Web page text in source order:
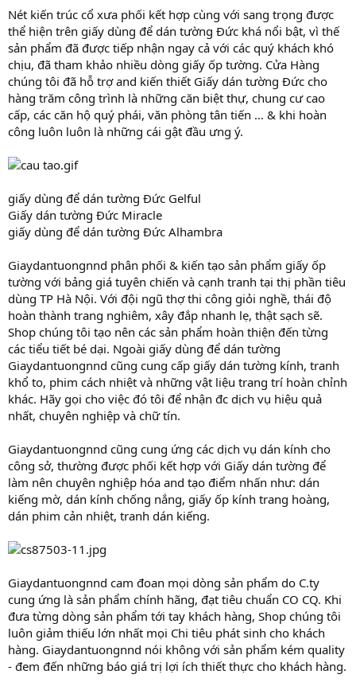
Nét kiến trúc cổ xưa phối kết hợp cùng với sang trọng được
thể hiện trên giấy dùng để dán tường Đức khá nổi bật, vì thế
sản phẩm đã được tiếp nhận ngay cả với các quý khách khó
chịu, đã tham khảo nhiều dòng giấy ốp tường. Cửa Hàng
chúng tôi đã hỗ trợ and kiến thiết Giấy dán tường Đức cho
hàng trăm công trình là những căn biệt thự, chung cư cao
cấp, các căn hộ quý phái, văn phòng tân tiến … & khi hoàn
công luôn luôn là những cái gật đầu ưng ý.
giấy dùng để dán tường Đức Gelful
Giấy dán tường Đức Miracle
giấy dùng để dán tường Đức Alhambra
Giaydantuongnnd phân phối & kiến tạo sản phẩm giấy ốp
tường với bảng giá tuyên chiến và cạnh tranh tại thị phần tiêu
dùng TP Hà Nội. Với đội ngũ thợ thi công giỏi nghề, thái độ
hoàn thành trang nghiêm, xây đắp nhanh lẹ, thật sạch sẽ.
Shop chúng tôi tạo nên các sản phẩm hoàn thiện đến từng
các tiểu tiết bé dại. Ngoài giấy dùng để dán tường
Giaydantuongnnd cũng cung cấp giấy dán tường kính, tranh
khổ to, phim cách nhiệt và những vật liệu trang trí hoàn chỉnh
khác. Hãy gọi cho việc đó tôi để nhận đc dịch vụ hiệu quả
nhất, chuyên nghiệp và chữ tín.
Giaydantuongnnd cũng cung ứng các dịch vụ dán kính cho
công sở, thường được phối kết hợp với Giấy dán tường để
làm nên chuyên nghiệp hóa and tạo điểm nhấn như: dán
kiếng mờ, dán kính chống nắng, giấy ốp kính trang hoàng,
dán phim cản nhiệt, tranh dán kiếng.
Giaydantuongnnd cam đoan mọi dòng sản phẩm do C.ty
cung ứng là sản phẩm chính hãng, đạt tiêu chuẩn CO CQ. Khi
đưa từng dòng sản phẩm tới tay khách hàng, Shop chúng tôi
luôn giảm thiếu lớn nhất mọi Chi tiêu phát sinh cho khách
hàng. Giaydantuongnnd nói không với sản phẩm kém quality
- đem đến những báo giá trị lợi ích thiết thực cho khách hàng.